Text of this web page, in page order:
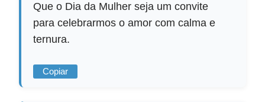
Que o Dia da Mulher seja um convite
para celebrarmos o amor com calma e
ternura.
Copiar